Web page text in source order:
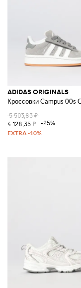
ADIDAS ORIGINALS
Кроссовки Campus 00s
5 503,83 ₽
4 128,35 ₽
-25%